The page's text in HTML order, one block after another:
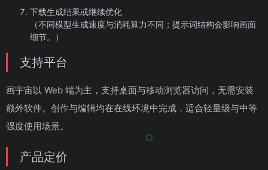
下载生成结果或继续优化
（不同模型生成速度与消耗算力不同；提示词结构会影响画面
细节。）
支持平台
画宇宙以 Web 端为主，支持桌面与移动浏览器访问，无需安装
额外软件。创作与编辑均在在线环境中完成，适合轻量级与中等
强度使用场景。
产品定价